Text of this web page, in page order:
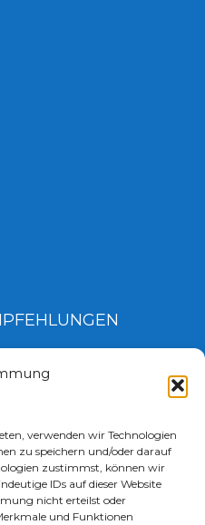
verwenden wir Technologien
zu speichern und/oder darauf
zustimmst, können wir
IDs auf dieser Website
nicht erteilst oder
und Funktionen